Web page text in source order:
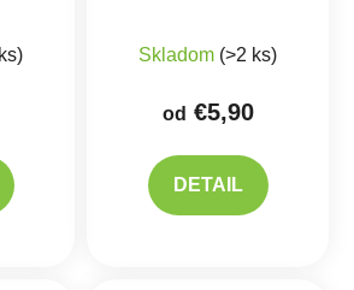
Skladom (>2 ks)
od €5,90
DETAIL